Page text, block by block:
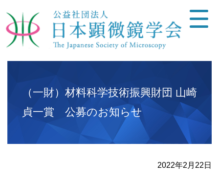
（一財）材料科学技術振興財団 山崎
貞一賞 公募のお知らせ
2022年2月22日